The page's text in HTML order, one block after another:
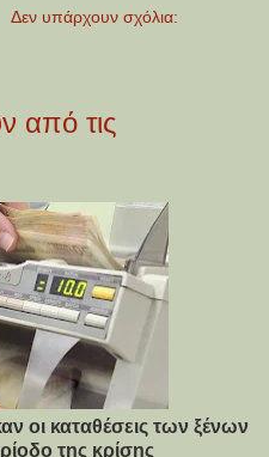
Δεν υπάρχουν σχόλια:
από τις
οι καταθέσεις των ξένων
της κρίσης